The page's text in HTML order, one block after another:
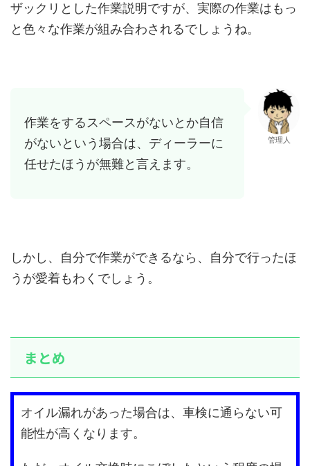
ザックリとした作業説明ですが、実際の作業はもっ
と色々な作業が組み合わされるでしょうね。
作業をするスペースがないとか自信
がないという場合は、ディーラーに
任せたほうが無難と言えます。
管理人
しかし、自分で作業ができるなら、自分で行ったほ
うが愛着もわくでしょう。
まとめ
オイル漏れがあった場合は、車検に通らない可
能性が高くなります。